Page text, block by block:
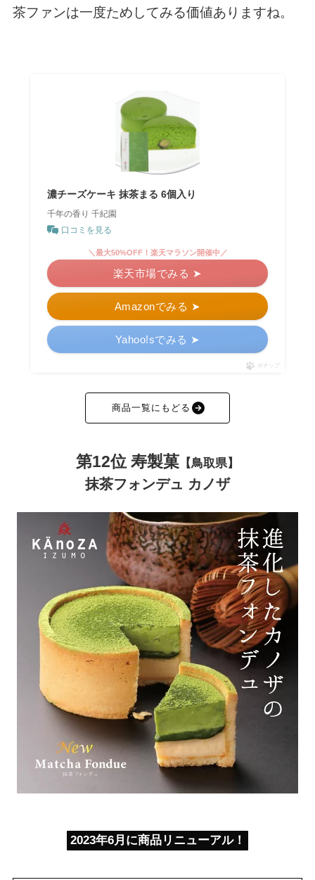
茶ファンは一度ためしてみる価値ありますね。
濃チーズケーキ 抹茶まる 6個入り
千年の香り 千紀園
口コミを見る
Amazonでみる ➤
＼最大50%OFF！楽天マラソン開催中／
楽天市場でみる ➤
Yahoo!sでみる ➤
ポチップ
商品一覧にもどる
第12位 寿製菓 【鳥取県】
抹茶フォンデュ カノザ
2023年6月に商品リニューアル！